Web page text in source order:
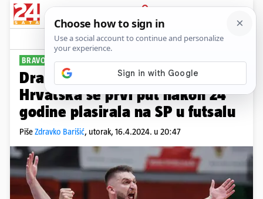
PRIJAVA
Sport Komentari
BRAVO!
Drama u Draženovu domu!
Hrvatska se prvi put nakon 24
godine plasirala na SP u futsalu
PišeZdravko Barišić, utorak, 16.4.2024. u 20:47